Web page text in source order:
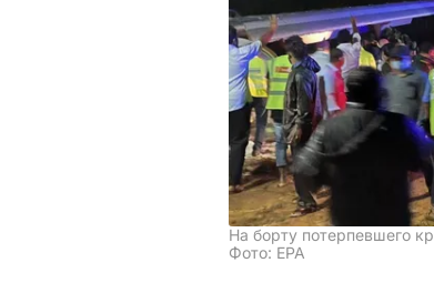
На борту потерпевшего
Фото: EPA